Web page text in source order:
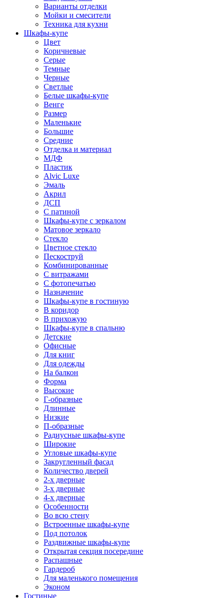
Варианты отделки
Мойки и смесители
Техника для кухни
Шкафы-купе
Цвет
Коричневые
Серые
Темные
Черные
Светлые
Белые шкафы-купе
Венге
Размер
Маленькие
Большие
Средние
Отделка и материал
МДФ
Пластик
Alvic Luxe
Эмаль
Акрил
ДСП
С патиной
Шкафы-купе с зеркалом
Матовое зеркало
Стекло
Цветное стекло
Пескоструй
Комбинированные
С витражами
С фотопечатью
Назначение
Шкафы-купе в гостиную
В коридор
В прихожую
Шкафы-купе в спальню
Детские
Офисные
Для книг
Для одежды
На балкон
Форма
Высокие
Г-образные
Длинные
Низкие
П-образные
Радиусные шкафы-купе
Широкие
Угловые шкафы-купе
Закругленный фасад
Количество дверей
2-х дверные
3-х дверные
4-х дверные
Особенности
Во всю стену
Встроенные шкафы-купе
Под потолок
Раздвижные шкафы-купе
Открытая секция посередине
Распашные
Гардероб
Для маленького помещения
Эконом
Гостиные